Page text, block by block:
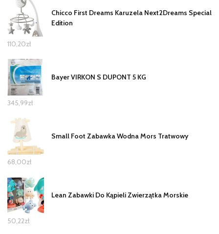
Chicco First Dreams Karuzela Next2Dreams Special
Edition
110,20zł
Bayer VIRKON S DUPONT 5 KG
345,99zł
Small Foot Zabawka Wodna Mors Tratwowy
68,00zł
Lean Zabawki Do Kąpieli Zwierzątka Morskie
50,22zł